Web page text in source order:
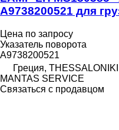
A9738200521 для
Цена по запросу
Указатель поворота
A9738200521
Греция, THESSALONIKI
MANTAS SERVICE
Связаться с продавцом